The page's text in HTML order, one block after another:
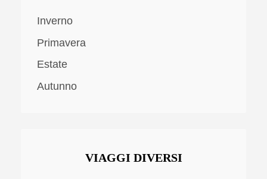
Inverno
Primavera
Estate
Autunno
VIAGGI DIVERSI